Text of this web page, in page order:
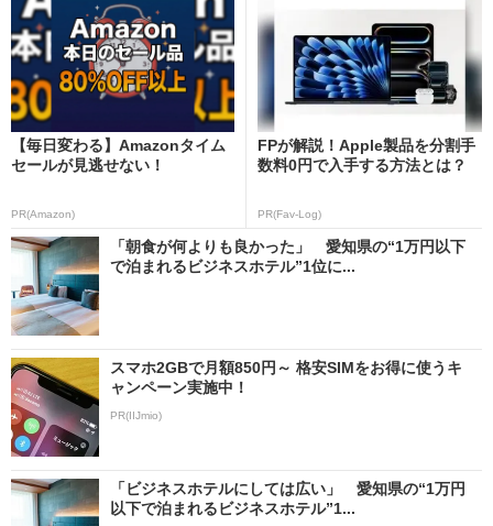
【毎日変わる】Amazonタイム
セールが見逃せない！
PR(Amazon)
FPが解説！Apple製品を分割手
数料0円で入手する方法とは？
PR(Fav-Log)
「朝食が何よりも良かった」 愛知県の“1万円以下
で泊まれるビジネスホテル”1位に...
スマホ2GBで月額850円～ 格安SIMをお得に使うキ
ャンペーン実施中！
PR(IIJmio)
「ビジネスホテルにしては広い」 愛知県の“1万円
以下で泊まれるビジネスホテル”1...